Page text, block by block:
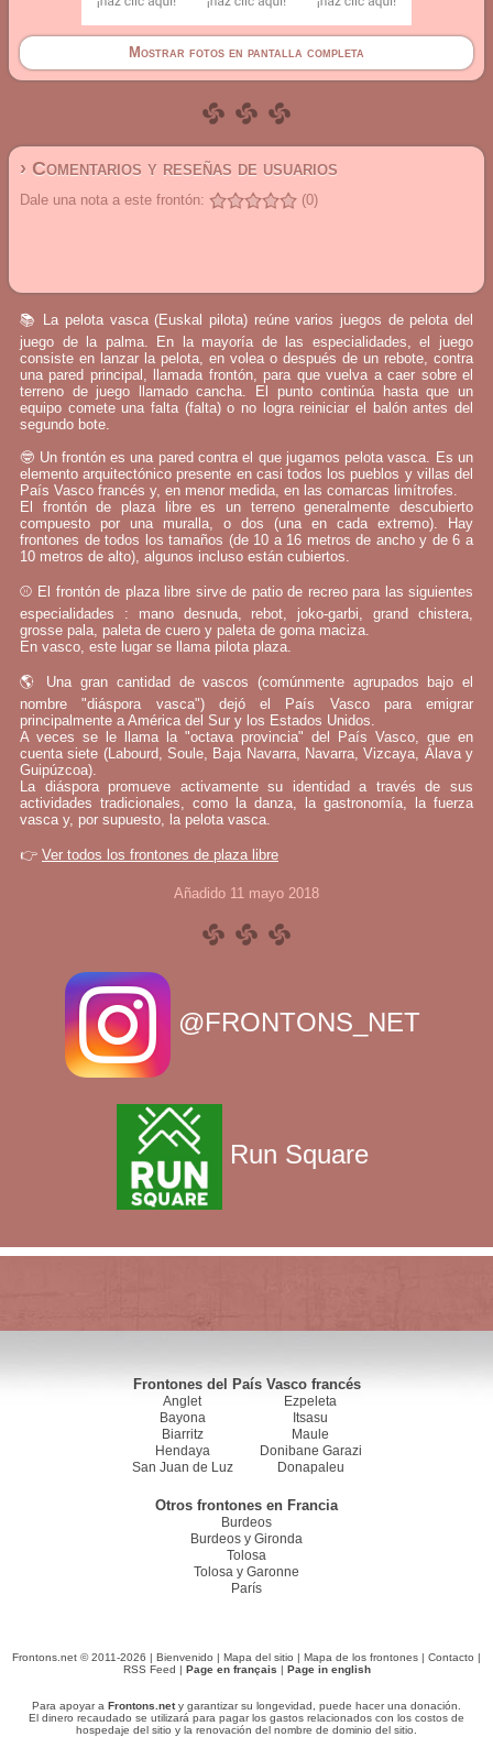
Mostrar fotos en pantalla completa
› Comentarios y reseñas de usuarios
Dale una nota a este frontón: (0)
📚 La pelota vasca (Euskal pilota) reúne varios juegos de pelota del
juego de la palma. En la mayoría de las especialidades, el juego
consiste en lanzar la pelota, en volea o después de un rebote, contra
una pared principal, llamada frontón, para que vuelva a caer sobre el
terreno de juego llamado cancha. El punto continúa hasta que un
equipo comete una falta (falta) o no logra reiniciar el balón antes del
segundo bote.
🤓 Un frontón es una pared contra el que jugamos pelota vasca. Es un
elemento arquitectónico presente en casi todos los pueblos y villas del
País Vasco francés y, en menor medida, en las comarcas limítrofes.
El frontón de plaza libre es un terreno generalmente descubierto
compuesto por una muralla, o dos (una en cada extremo). Hay
frontones de todos los tamaños (de 10 a 16 metros de ancho y de 6 a
10 metros de alto), algunos incluso están cubiertos.
⚾ El frontón de plaza libre sirve de patio de recreo para las siguientes
especialidades : mano desnuda, rebot, joko-garbi, grand chistera,
grosse pala, paleta de cuero y paleta de goma maciza.
En vasco, este lugar se llama pilota plaza.
🌎 Una gran cantidad de vascos (comúnmente agrupados bajo el
nombre "diáspora vasca") dejó el País Vasco para emigrar
principalmente a América del Sur y los Estados Unidos.
A veces se le llama la "octava provincia" del País Vasco, que en
cuenta siete (Labourd, Soule, Baja Navarra, Navarra, Vizcaya, Álava y
Guipúzcoa).
La diáspora promueve activamente su identidad a través de sus
actividades tradicionales, como la danza, la gastronomía, la fuerza
vasca y, por supuesto, la pelota vasca.
👉 Ver todos los frontones de plaza libre
Añadido 11 mayo 2018
@FRONTONS_NET
Run Square
Frontones del País Vasco francés
Anglet
Bayona
Biarritz
Hendaya
San Juan de Luz
Ezpeleta
Itsasu
Maule
Donibane Garazi
Donapaleu
Otros frontones en Francia
Burdeos
Burdeos y Gironda
Tolosa
Tolosa y Garonne
París
Frontons.net © 2011-2026 | Bienvenido | Mapa del sitio | Mapa de los frontones | Contacto |
RSS Feed | Page en français | Page in english
Para apoyar a Frontons.nety garantizar su longevidad, puede hacer una donación.
El dinero recaudado se utilizará para pagar los gastos relacionados con los costos de
hospedaje del sitio y la renovación del nombre de dominio del sitio.